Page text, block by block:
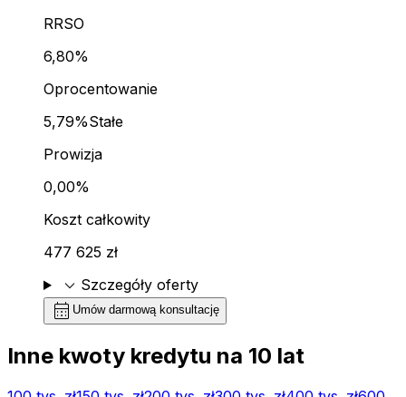
RRSO
6,80%
Oprocentowanie
5,79%Stałe
Prowizja
0,00%
Koszt całkowity
477 625 zł
expand_more Szczegóły oferty
calendar_month Umów darmową konsultację
Inne kwoty kredytu na 10 lat